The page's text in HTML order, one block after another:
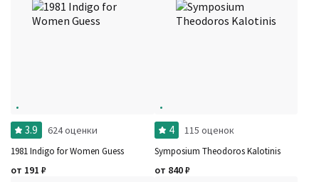
3.9 624 оценки
1981 Indigo for Women Guess
от 191 ₽
4 115 оценок
Symposium Theodoros Kalotinis
от 840₽